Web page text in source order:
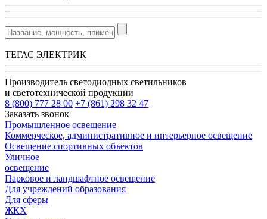
ТЕГАС ЭЛЕКТРИК
Производитель светодиодных светильников
и светотехнической продукции
8 (800) 777 28 00 +7 (861) 298 32 47
Заказать звонок
Промышленное освещение
Коммерческое, административное и интерьерное освещение
Освещение спортивных объектов
Уличное
освещение
Парковое и ландшафтное освещение
Для учреждений образования
Для сферы
ЖКХ